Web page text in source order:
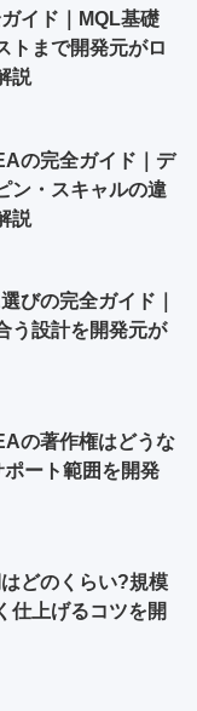
イド｜MQL基礎
トまで開発元がロ
説
の完全ガイド｜デ
ン・スキャルの違
説
びの完全ガイド｜
う設計を開発元が
の著作権はどうな
ート範囲を開発
どのくらい?規模
仕上げるコツを開